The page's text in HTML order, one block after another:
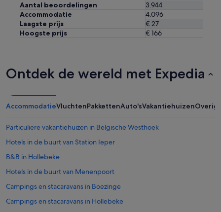
Aantal beoordelingen
3.944
Accommodatie
4.096
Laagste prijs
€ 27
Hoogste prijs
€ 166
Ontdek de wereld met Expedia
AccommodatieVluchtenPakkettenAuto'sVakantiehuizenOverig
Particuliere vakantiehuizen in Belgische Westhoek
Hotels in de buurt van Station Ieper
B&B in Hollebeke
Hotels in de buurt van Menenpoort
Campings en stacaravans in Boezinge
Campings en stacaravans in Hollebeke